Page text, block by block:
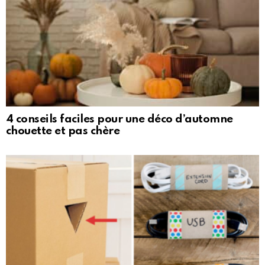
4 conseils faciles pour une déco d’automne
chouette et pas chère